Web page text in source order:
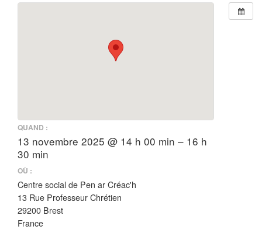
QUAND :
13 novembre 2025 @ 14 h 00 min – 16 h
30 min
OÙ :
Centre social de Pen ar Créac'h
13 Rue Professeur Chrétien
29200 Brest
France